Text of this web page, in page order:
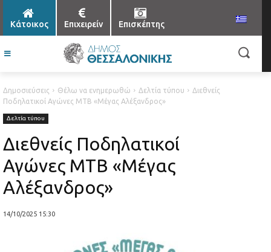
Κάτοικος Επιχειρείν Επισκέπτης
Δημοσιεύσεις Θέλω να ενημερωθώ Δελτία τύπου
Διεθνείς
Ποδηλατικοί Αγώνες ΜΤΒ «Μέγας Αλέξανδρος»
Δελτία τύπου
Διεθνείς Ποδηλατικοί
Αγώνες ΜΤΒ «Μέγας
Αλέξανδρος»
14/10/2025 15:30